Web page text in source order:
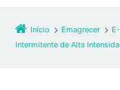
Início Emagrecer
Intermitente de Alta